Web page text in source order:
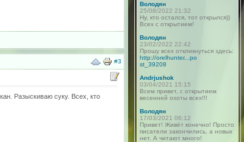
#3
Разыскиваю суку. Всех, кто
Володян
25/08/2022 21:32
Ну, кто остался, тот открылся))
Всех с открытием!
Володян
23/02/2022 22:42
Прошу всех откликнуться здесь:
http://orelhunter...po
st_39208
Andrjushok
03/04/2021 15:15
Всем привет, с открытием
весенней охоты всех!!!
Володян
17/03/2021 06:12
Привет! Живёт конечно! Просто
писатели закончились, а новых
нет. А читают много!